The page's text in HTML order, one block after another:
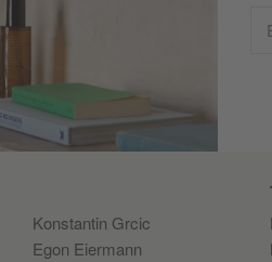
Konstantin Grcic
Egon Eiermann